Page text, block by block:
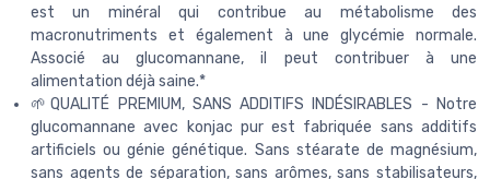
est un minéral qui contribue au métabolisme des
macronutriments et également à une glycémie normale.
Associé au glucomannane, il peut contribuer à une
alimentation déjà saine.*
🌱QUALITÉ PREMIUM, SANS ADDITIFS INDÉSIRABLES - Notre
glucomannane avec konjac pur est fabriquée sans additifs
artificiels ou génie génétique. Sans stéarate de magnésium,
sans agents de séparation, sans arômes, sans stabilisateurs,